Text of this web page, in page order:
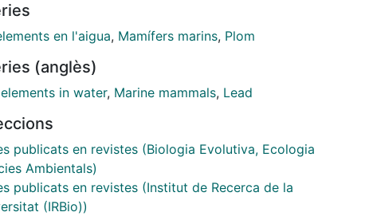
sampled in Galapagos archipelago, the monk
monachus from Mauritania, and the South
sea lion Otaria flavescens, from Uruguay, and
potential geographic differences.
than those detected in samples from
and Uruguay, indicating that the Galapagos
is a comparatively pristine spot for this toxic
as related to the other two areas. The waters of
and Uruguay are likely affected by the inputs
en l'aigua, Mamífers marins, Plom
(anglès)
in water, Marine mammals, Lead
publicats en revistes (Biologia Evolutiva, Ecologia
Ambientals)
publicats en revistes (Institut de Recerca de la
(IRBio))